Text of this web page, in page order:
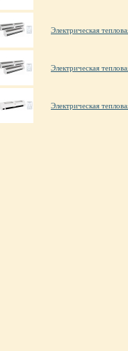
Электрическая
Электрическая
Электрическая